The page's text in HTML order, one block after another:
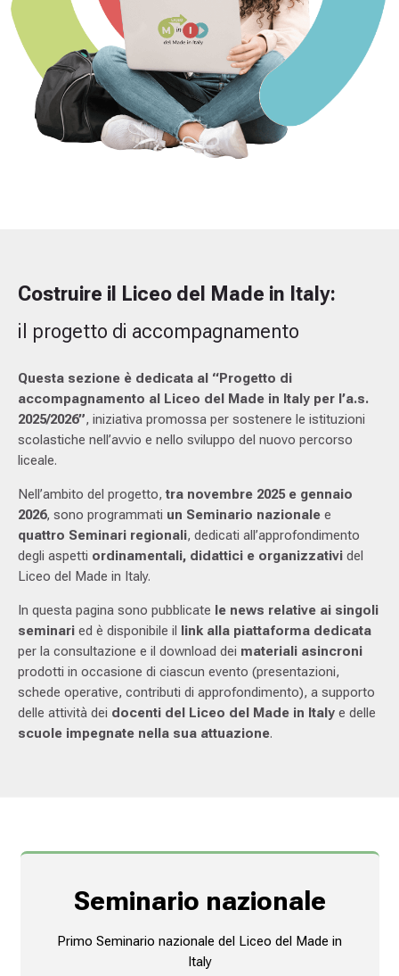
Costruire il Liceo del Made in Italy:
il progetto di accompagnamento
Questa sezione è dedicata al “Progetto di
accompagnamento al Liceo del Made in Italy per l’a.s.
2025/2026”, iniziativa promossa per sostenere le istituzioni
scolastiche nell’avvio e nello sviluppo del nuovo percorso
liceale.
Nell’ambito del progetto,tra novembre 2025 e gennaio
2026, sono programmati un Seminario nazionale e
quattro Seminari regionali, dedicati all’approfondimento
degli aspetti ordinamentali, didattici e organizzativi del
Liceo del Made in Italy.
In questa pagina sono pubblicate le news relative ai singoli
seminari ed è disponibile il link alla piattaforma dedicata
per la consultazione e il download dei materiali asincroni
prodotti in occasione di ciascun evento (presentazioni,
schede operative, contributi di approfondimento), a supporto
delle attività dei docenti del Liceo del Made in Italy e delle
scuole impegnate nella sua attuazione.
Seminario nazionale
Primo Seminario nazionale del Liceo del Made in
Italy